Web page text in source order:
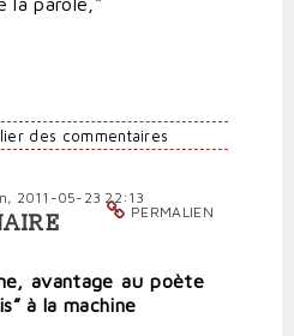
des commentaires
PERMALIEN
2011-05-23 22:13
avantage au poète
à la machine